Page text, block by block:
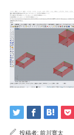
投稿者: 前川寛太